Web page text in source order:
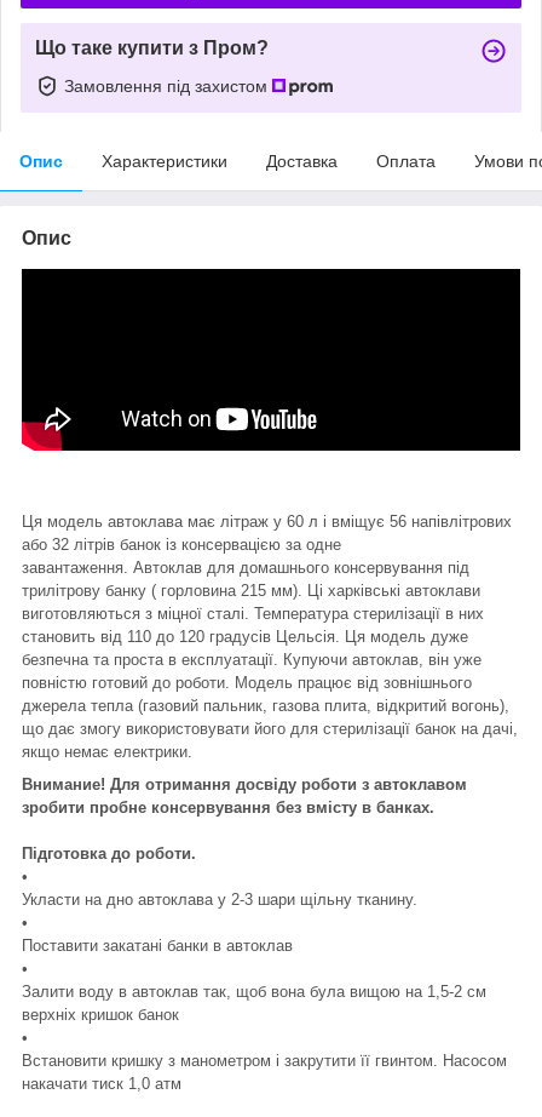
Що таке купити з Пром?
Замовлення під захистом
Опис Характеристики Доставка Оплата Умови
Опис
Ця модель автоклава має літраж у 60 л і вміщує 56 напівлітрових
або 32 літрів банок із консервацією за одне
завантаження. Автоклав для домашнього консервування під
трилітрову банку ( горловина 215 мм). Ці харківські автоклави
виготовляються з міцної сталі. Температура стерилізації в них
становить від 110 до 120 градусів Цельсія. Ця модель дуже
безпечна та проста в експлуатації. Купуючи автоклав, він уже
повністю готовий до роботи. Модель працює від зовнішнього
джерела тепла (газовий пальник, газова плита, відкритий вогонь),
що дає змогу використовувати його для стерилізації банок на дачі,
якщо немає електрики.
Внимание! Для отримання досвіду роботи з автоклавом
зробити пробне консервування без вмісту в банках.
Підготовка до роботи.
•
Укласти на дно автоклава у 2-3 шари щільну тканину.
•
Поставити закатані банки в автоклав
•
Залити воду в автоклав так, щоб вона була вищою на 1,5-2 см
верхніх кришок банок
•
Встановити кришку з манометром і закрутити її гвинтом. Насосом
накачати тиск 1,0 атм